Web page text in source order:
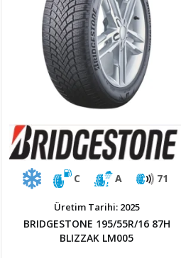
C A 71
Üretim Tarihi: 2025
BRIDGESTONE 195/55R/16 87H
BLIZZAK LM005